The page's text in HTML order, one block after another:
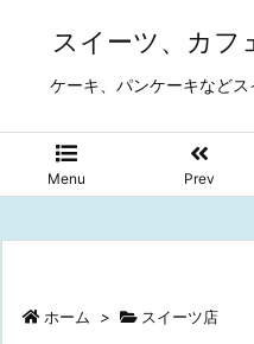
スイーツ、カフ
ケーキ、パンケーキなど
Menu Prev
ホーム > スイーツ店